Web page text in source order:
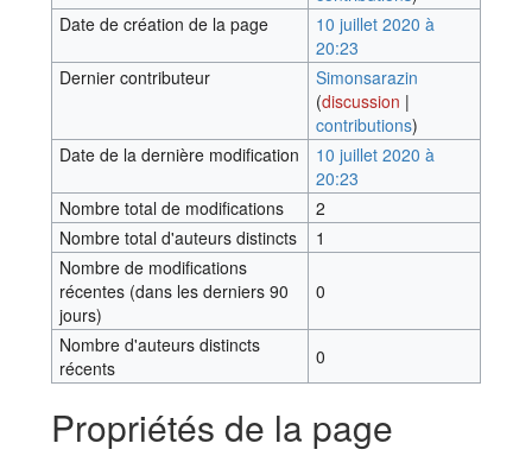
Date de création de la page
10 juillet 2020 à
20:23
Dernier contributeur
Simonsarazin
(discussion |
contributions)
Date de la dernière modification
10 juillet 2020 à
20:23
Nombre total de modifications
2
Nombre total d'auteurs distincts
1
Nombre de modifications
récentes (dans les derniers 90
jours)
0
Nombre d'auteurs distincts
récents
0
Propriétés de la page